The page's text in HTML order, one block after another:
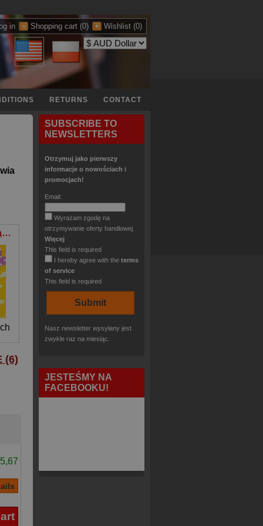
in Shopping cart (0) Wishlist (0)
RETURNS CONTACT
Kotek Mój przyjaciel
(6)
SUBSCRIBE TO
NEWSLETTERS
Otrzymuj jako pierwszy
informacje o nowościach i
promocjach!
Email:
Wyrażam zgodę na
otrzymywanie oferty handlowej.
Więcej
This field is required
I hereby agree with the terms
of service
This field is required
Nasz newsletter wysyłany jest
zwykle raz na miesiąc.
JESTEŚMY NA
FACEBOOKU!